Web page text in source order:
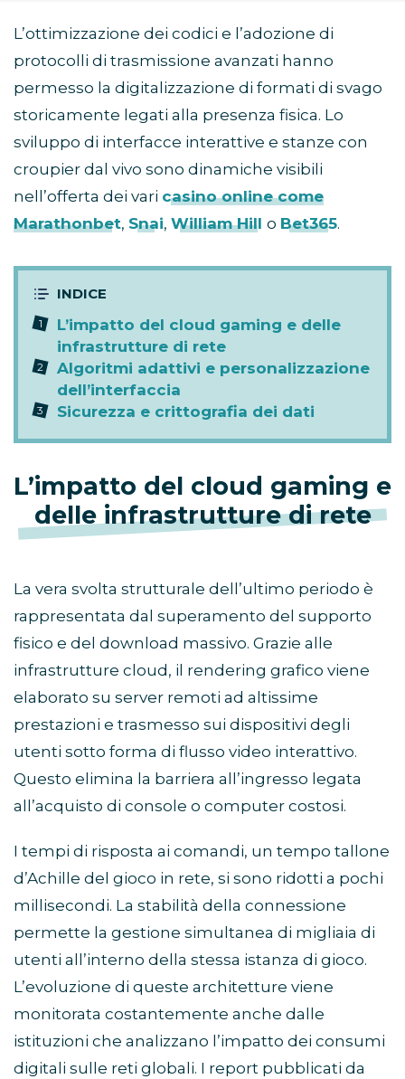
L’ottimizzazione dei codici e l’adozione di
protocolli di trasmissione avanzati hanno
permesso la digitalizzazione di formati di svago
storicamente legati alla presenza fisica. Lo
sviluppo di interfacce interattive e stanze con
croupier dal vivo sono dinamiche visibili
nell’offerta dei vari casino online come
Marathonbet, Snai, William Hill o Bet365.
L’impatto del cloud gaming e delle
infrastrutture di rete
Algoritmi adattivi e personalizzazione
dell’interfaccia
Sicurezza e crittografia dei dati
L’impatto del cloud gaming e
delle infrastrutture di rete
La vera svolta strutturale dell’ultimo periodo è
rappresentata dal superamento del supporto
fisico e del download massivo. Grazie alle
infrastrutture cloud, il rendering grafico viene
elaborato su server remoti ad altissime
prestazioni e trasmesso sui dispositivi degli
utenti sotto forma di flusso video interattivo.
Questo elimina la barriera all’ingresso legata
all’acquisto di console o computer costosi.
I tempi di risposta ai comandi, un tempo tallone
d’Achille del gioco in rete, si sono ridotti a pochi
millisecondi. La stabilità della connessione
permette la gestione simultanea di migliaia di
utenti all’interno della stessa istanza di gioco.
L’evoluzione di queste architetture viene
monitorata costantemente anche dalle
istituzioni che analizzano l’impatto dei consumi
digitali sulle reti globali. I report pubblicati da